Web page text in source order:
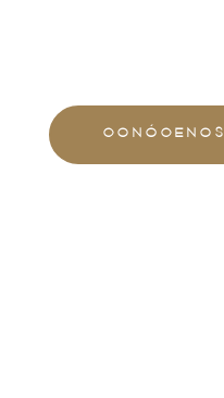
CONÓCENOS